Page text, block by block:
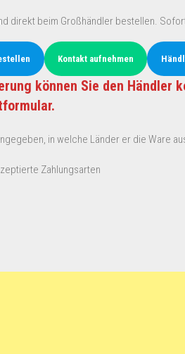
direkt beim Großhändler bestellen.
Kontakt aufnehmen
können Sie den Händler
in welche Länder er die Ware
Zahlungsarten